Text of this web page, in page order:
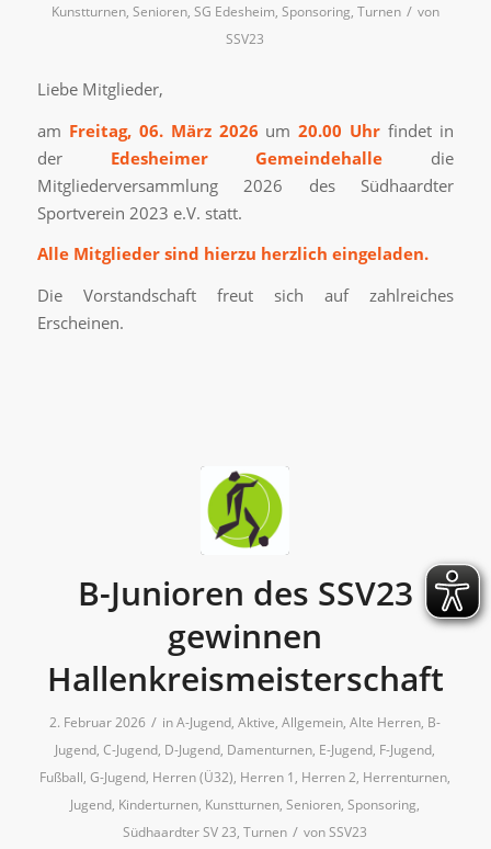
Kunstturnen, Senioren, SG Edesheim, Sponsoring, Turnen / von
SSV23
Liebe Mitglieder,
am Freitag, 06. März 2026 um20.00 Uhr findet in
der Edesheimer Gemeindehalle die
Mitgliederversammlung 2026 des Südhaardter
Sportverein 2023 e.V. statt.
Alle Mitglieder sind hierzu herzlich eingeladen.
Die Vorstandschaft freut sich auf zahlreiches
Erscheinen.
B-Junioren des SSV23
gewinnen
Hallenkreismeisterschaft
2. Februar 2026 / inA-Jugend,Aktive,Allgemein,Alte Herren, B-
Jugend,C-Jugend, D-Jugend, Damenturnen, E-Jugend, F-Jugend,
Fußball,G-Jugend, Herren (Ü32), Herren 1 , Herren 2, Herrenturnen,
Jugend, Kinderturnen, Kunstturnen,Senioren,Sponsoring,
Südhaardter SV 23,Turnen / vonSSV23